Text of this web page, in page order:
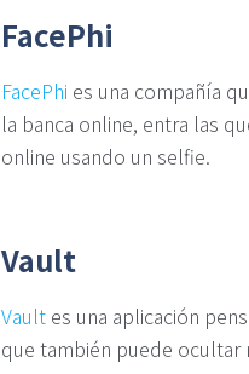
FacePhi
FacePhi es una compañía
la banca online, entra las
online usando un selfie.
Vault
Vault es una aplicación
que también puede ocultar